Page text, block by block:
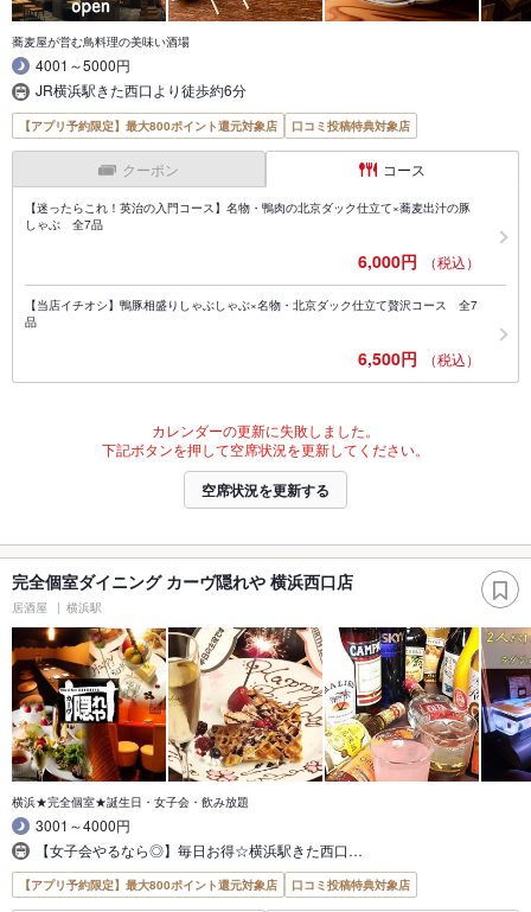
蕎麦屋が営む鳥料理の美味い酒場
4001～5000円
JR横浜駅きた西口より徒歩約6分
【アプリ予約限定】最大800ポイント還元対象店 口コミ投稿特典対象店
クーポン コース
【迷ったらこれ！英治の入門コース】名物・鴨肉の北京ダック仕立て×蕎麦出汁の豚
しゃぶ 全7品
6,000円 （税込）
【当店イチオシ】鴨豚相盛りしゃぶしゃぶ×名物・北京ダック仕立て贅沢コース 全7
品
6,500円 （税込）
カレンダーの更新に失敗しました。
下記ボタンを押して空席状況を更新してください。
空席状況を更新する
完全個室ダイニング カーヴ隠れや 横浜西口店
居酒屋 横浜駅
横浜★完全個室★誕生日・女子会・飲み放題
3001～4000円
【女子会やるなら◎】毎日お得☆横浜駅きた西口…
【アプリ予約限定】最大800ポイント還元対象店 口コミ投稿特典対象店